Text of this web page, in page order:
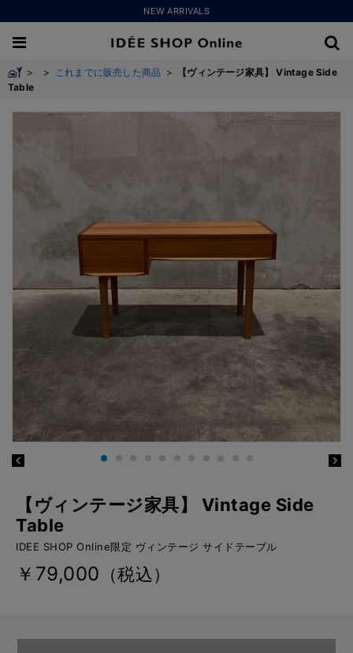
NEW ARRIVALS
> > これまでに販売した商品 >
【ヴィンテージ家具】 Vintage Side
Table
【ヴィンテージ家具】 Vintage Side
Table
IDEE SHOP Online限定 ヴィンテージ サイドテーブル
￥79,000 （税込）